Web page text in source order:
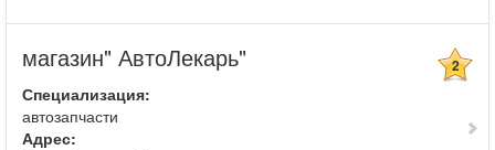
магазин" АвтоЛекарь" 2
Специализация:
автозапчасти
Адрес: